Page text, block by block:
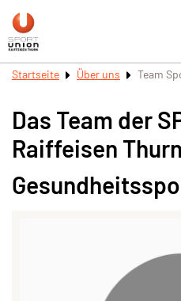
Startseite Über uns Team
Das Team der
Raiffeisen Thurn